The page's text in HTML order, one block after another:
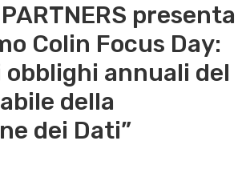
presenta
Colin Focus Day:
obblighi annuali del
della
dei Dati”